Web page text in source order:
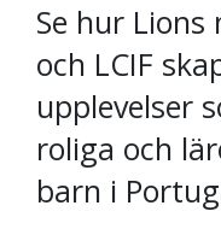
Se hur Lions
och LCIF
upplevelser
roliga och
barn i